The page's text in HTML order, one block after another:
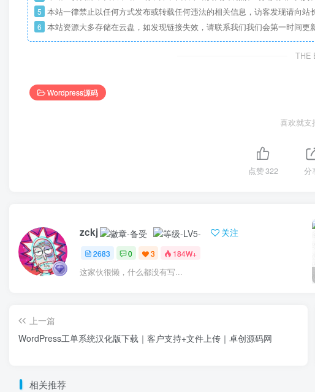
5 本站一律禁止以任何方式发布或转载任何违法的相关信息，访客发现请向站
6 本站资源大多存储在云盘，如发现链接失效，请联系我们我们会第一时间更新
THE
Wordpress源码
喜欢就支
点赞322 分
zckj 关注
2683 0 3 184W+
这家伙很懒，什么都没有写...
上一篇
WordPress工单系统汉化版下载｜客户支持+文件上传｜卓创源码网
相关推荐